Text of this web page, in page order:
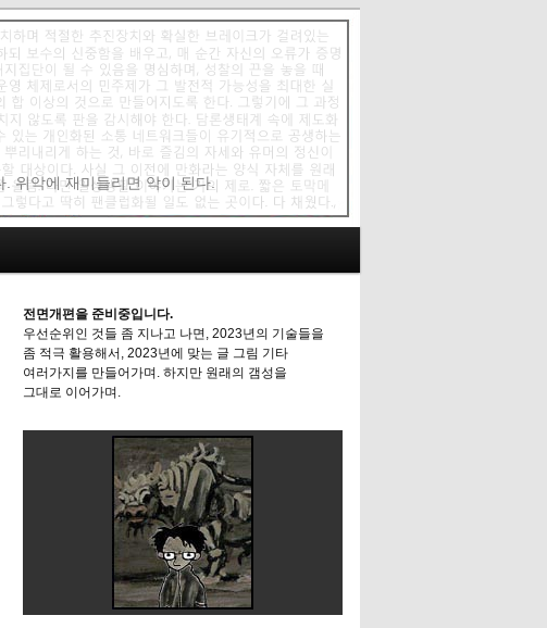
위악에 재미들리면 악이 된다.
전면개편을 준비중입니다.
우선순위인 것들 좀 지나고 나면, 2023년의 기술들을
좀 적극 활용해서, 2023년에 맞는 글 그림 기타
여러가지를 만들어가며. 하지만 원래의 갬성을
그대로 이어가며.